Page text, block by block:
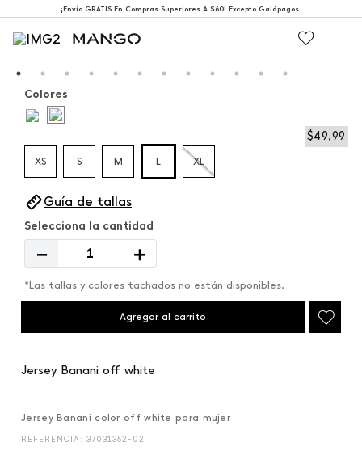
¡Envío GRATIS En Compras Superiores A $60! Excepto Galápagos.
$49,99
Colores
XS S M L XL
Guía de tallas
＋
－
*Las tallas y colores tachados no están disponibles.
Agregar al carrito
Jersey Banani off white
Jersey Banani color off white para mujer
REFERENCIA : 37031382-02